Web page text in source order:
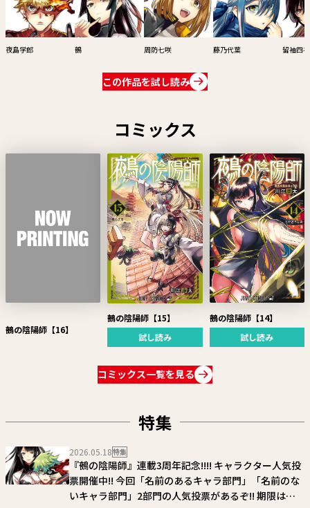
夜島学郎 鵺 周防七咲 藤乃代葉 留袖四衲
この作品を試し読み
コミックス
鵺の陰陽師【16】
鵺の陰陽師【15】
試し読み
鵺の陰陽師【14】
試し読み
コミックス一覧を見る
特集
2026.05.18特集
『鵺の陰陽師』連載3周年記念!!!! キャラクター人気投
票開催中!! 今回「名前のあるキャラ部門」「名前のな
いキャラ部門」2部門の人気投票があるぞ!! 期限は